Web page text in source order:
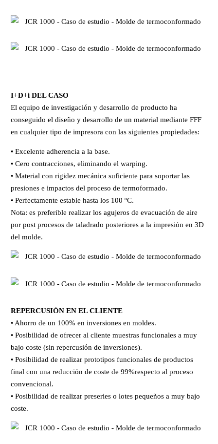
I+D+i DEL CASO
El equipo de investigación y desarrollo de producto ha
conseguido el diseño y desarrollo de un material mediante FFF
en cualquier tipo de impresora con las siguientes propiedades:
• Excelente adherencia a la base.
• Cero contracciones, eliminando el warping.
• Material con rigidez mecánica suficiente para soportar las
presiones e impactos del proceso de termoformado.
• Perfectamente estable hasta los 100 ºC.
Nota: es preferible realizar los agujeros de evacuación de aire
por post procesos de taladrado posteriores a la impresión en 3D
del molde.
REPERCUSIÓN EN EL CLIENTE
• Ahorro de un 100% en inversiones en moldes.
• Posibilidad de ofrecer al cliente muestras funcionales a muy
bajo coste (sin repercusión de inversiones).
• Posibilidad de realizar prototipos funcionales de productos
final con una reducción de coste de 99%respecto al proceso
convencional.
• Posibilidad de realizar preseries o lotes pequeños a muy bajo
coste.